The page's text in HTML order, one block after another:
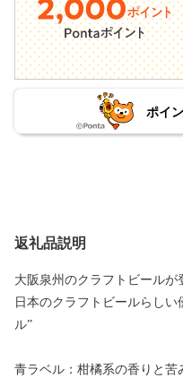
ポイ
返礼品説明
大阪泉州のクラフトビールが
日本のクラフトビールらし
ル”
青ラベル：柑橘系の香りと苦